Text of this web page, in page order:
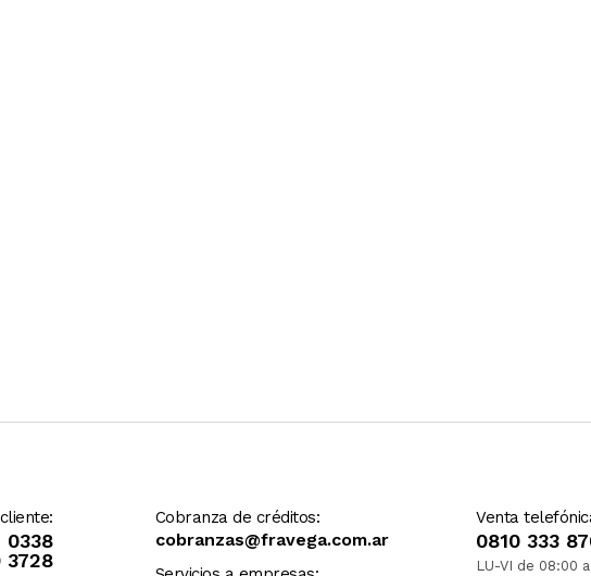
0338
3728
Cobranza de créditos:
cobranzas@fravega.com.ar
Venta
0810 333
LU-VI de 08:00